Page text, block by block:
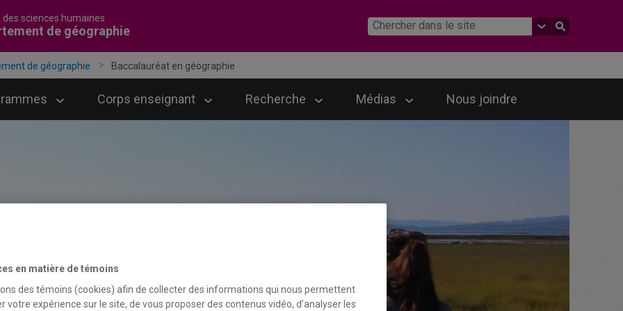
des sciences humaines
de géographie
de géographie Baccalauréat en géographie
Corps enseignant Recherche Médias Nous joindre
en matière de témoins
des témoins (cookies) afin de collecter des informations qui nous permettent
votre expérience sur le site, de vous proposer des contenus vidéo, d’analyser les